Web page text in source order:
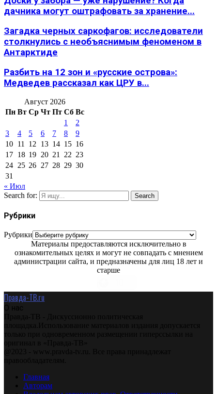
дачника могут оштрафовать за хранение...
Загадка черных саркофагов: исследователи
столкнулись с необъяснимым феноменом в
Антарктиде
Разбить на 12 зон и «русские острова»:
Медведев рассказал как ЦРУ в...
Август 2026
Пн Вт Ср Чт Пт Сб Вс
1
2
3
4 5 6 7 8
9
10 11 12 13 14 15 16
17 18 19 20 21 22 23
24 25 26 27 28 29 30
31
« Июл
Search for:
Search
Рубрики
Рубрики
Материалы предоставляются исключительно в
ознакомительных целях и могут не совпадать с мнением
администрации сайта, и предназначены для лиц 18 лет и
старше
Правда-ТВ.ru
О нас
Правда-ТВ - Дискуссионно политическая
площадка.Использование материалов издания допускается
только при одновременном размещении гиперссылки на
оригинал в «Правда-ТВ»
@2023 - www.pravda-tv.ru. Все права принадлежат
правообладателям.
Главная
Авторам